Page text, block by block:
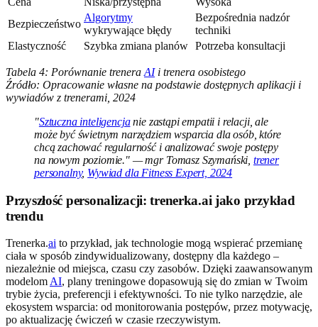
Bezpieczeństwo
Algorytmy
wykrywające błędy
Bezpośrednia nadzór
techniki
Elastyczność
Szybka zmiana planów Potrzeba konsultacji
Tabela 4: Porównanie trenera AIi trenera osobistego
Źródło: Opracowanie własne na podstawie dostępnych aplikacji i
wywiadów z trenerami, 2024
"Sztuczna inteligencjanie zastąpi empatii i relacji, ale
może być świetnym narzędziem wsparcia dla osób, które
chcą zachować regularność i analizować swoje postępy
na nowym poziomie." — mgr Tomasz Szymański, trener
personalny, Wywiad dla Fitness Expert, 2024
Przyszłość personalizacji: trenerka.ai jako przykład
trendu
Trenerka.ai to przykład, jak technologie mogą wspierać przemianę
ciała w sposób zindywidualizowany, dostępny dla każdego –
niezależnie od miejsca, czasu czy zasobów. Dzięki zaawansowanym
modelomAI, plany treningowe dopasowują się do zmian w Twoim
trybie życia, preferencji i efektywności. To nie tylko narzędzie, ale
ekosystem wsparcia: od monitorowania postępów, przez motywację,
po aktualizację ćwiczeń w czasie rzeczywistym.